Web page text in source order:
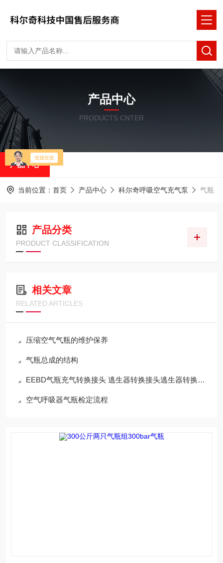
产品中心
PRODUCTS CNTER
产品中心
当前位置： 首页 产品中心 科尔奇呼吸空气充气泵 气瓶
产品分类
PRODUCT CLASSIFICATION
相关文章
RELATED ARTICLES
压缩空气气瓶的维护保养
气瓶总成的结构
EEBD气瓶充气转换接头 逃生器转换接头逃生器转换接头
空气呼吸器气瓶检定流程